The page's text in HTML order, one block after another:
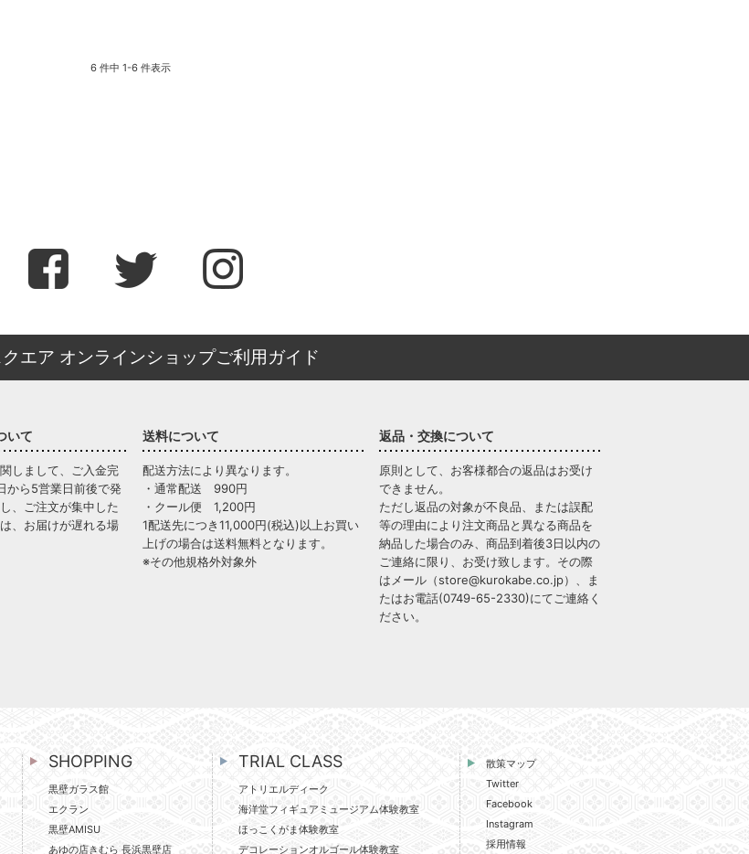
6 件中 1-6 件表示
エア オンラインショップご利用ガイド
いて
しまして、ご入金完
から5営業日前後で発
、ご注文が集中した
、お届けが遅れる場
送料について
配送方法により異なります。
・通常配送 990円
・クール便 1,200円
1配送先につき11,000円(税込)以上お買い
上げの場合は送料無料となります。
※その他規格外対象外
返品・交換について
原則として、お客様都合の返品はお受け
できません。
ただし返品の対象が不良品、または誤配
等の理由により注文商品と異なる商品を
納品した場合のみ、商品到着後3日以内の
ご連絡に限り、お受け致します。その際
はメール（store@kurokabe.co.jp）、ま
たはお電話(0749-65-2330)にてご連絡く
ださい。
SHOPPING
黒壁ガラス館
エクラン
黒壁AMISU
あゆの店きむら 長浜黒壁店
TRIAL CLASS
アトリエルディーク
海洋堂フィギュアミュージアム体験教室
ほっこくがま体験教室
デコレーションオルゴール体験教室
散策マップ
Twitter
Facebook
Instagram
採用情報